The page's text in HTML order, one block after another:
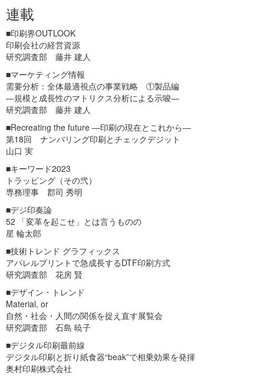
連載
■印刷界OUTLOOK
印刷会社の経営資源
研究調査部 藤井 建人
■マーケティング情報
需要分析：全体最適視点の事業戦略 ①製品編
―規模と成長性のマトリクス分析による示唆―
研究調査部 藤井 建人
■Recreating the future ―印刷の現在とこれから―
第18回 ナンバリング印刷とチェックデジット
山口 実
■キーワード2023
トラッピング（その弐）
専務理事 郡司 秀明
■デジ印奏論
52 「変革を起こせ」とは言うものの
星 輪太郎
■技術トレンド グラフィックス
アパレルプリントで急成長するDTF印刷方式
研究調査部 花房 賢
■デザイン・トレンド
Material, or
自然・社会・人間の関係を捉え直す展覧会
研究調査部 石島 暁子
■デジタル印刷最前線
デジタル印刷と折り紙食器“beak”で相乗効果を発揮
奥村印刷株式会社